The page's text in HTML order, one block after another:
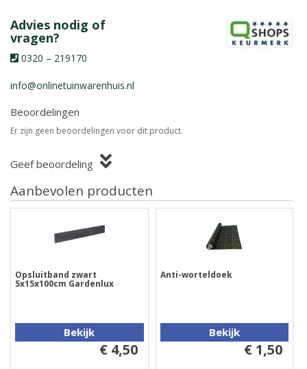
Advies nodig of
vragen?
0320 – 219170
info@onlinetuinwarenhuis.nl
Beoordelingen
Er zijn geen beoordelingen voor dit product.
Geef beoordeling
Aanbevolen producten
Opsluitband zwart
5x15x100cm Gardenlux
Bekijk
€ 4,50
Anti-worteldoek
Bekijk
€ 1,50